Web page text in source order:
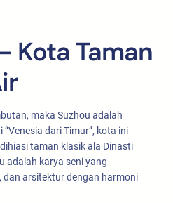
Kota Taman
maka Suzhou adalah
dari Timur”, kota ini
taman klasik ala Dinasti
adalah karya seni yang
dan arsitektur dengan harmoni